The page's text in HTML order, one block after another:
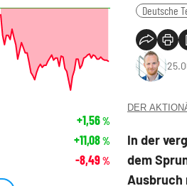
Deutsche
DER
In der
dem
Ausbruch
+1,56%
+11,08%
-8,49%